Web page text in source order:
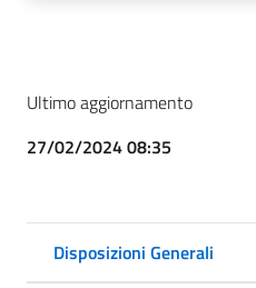
Ultimo aggiornamento
27/02/2024 08:35
Disposizioni Generali